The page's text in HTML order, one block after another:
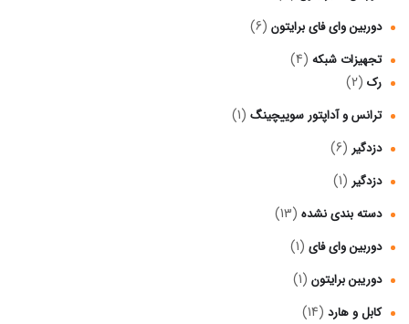
دوربین وای فای برایتون (6)
تجهیزات شبکه (4)
رک (2)
ترانس و آداپتور سوییچینگ (1)
دزدگیر (6)
دزدگیر (1)
دسته بندی نشده (13)
دوربین وای فای (1)
دوریبن برایتون (1)
کابل و هارد (14)